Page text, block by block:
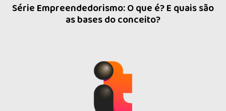
Série Empreendedorismo: O que é? E quais são
as bases do conceito?